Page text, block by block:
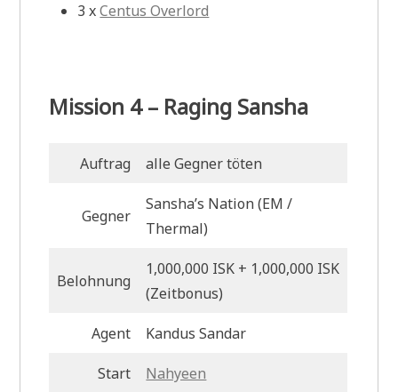
3 xCentus Overlord
Mission 4 – Raging Sansha
Auftrag alle Gegner töten
Gegner
Sansha’s Nation (EM /
Thermal)
Belohnung
1,000,000 ISK + 1,000,000 ISK
(Zeitbonus)
Agent Kandus Sandar
Start Nahyeen